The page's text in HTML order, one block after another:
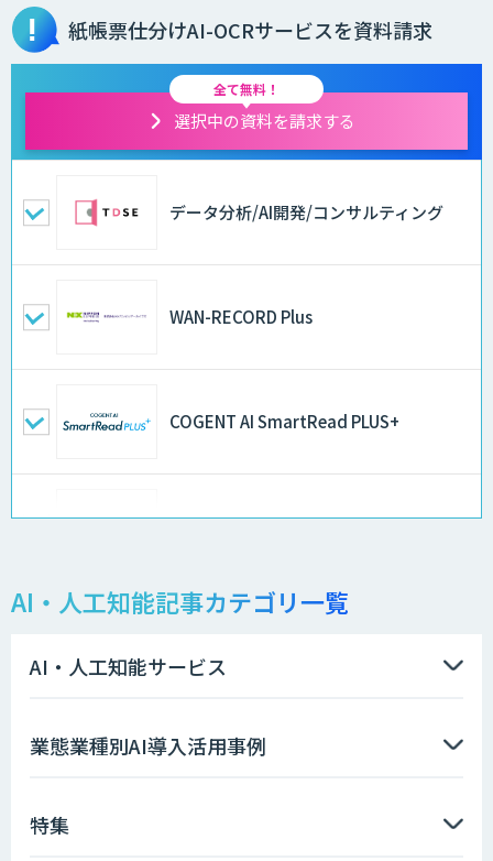
紙帳票仕分けAI-OCRサービスを資料請求
全て無料！
選択中の資料を請求する
データ分析/AI開発/コンサルティング
WAN-RECORD Plus
COGENT AI SmartRead PLUS+
スクレイプPro
RAG Ready Converter
AI・人工知能記事カテゴリ一覧
AI・人工知能サービス
業態業種別AI導入活用事例
特集